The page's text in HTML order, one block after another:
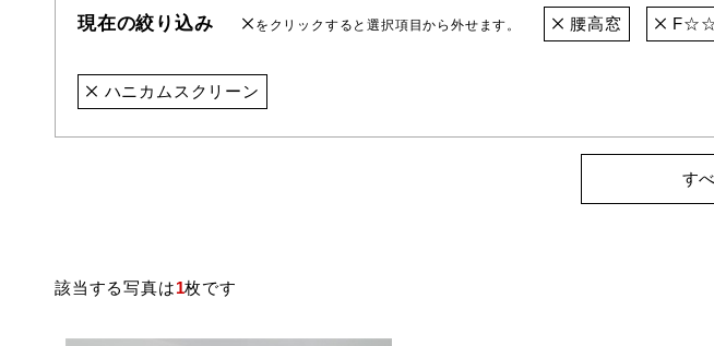
現在の絞り込み をクリックすると選択項目から外せます。 腰高窓
ハニカムスクリーン
す
該当する写真は1枚です